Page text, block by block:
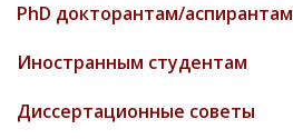
PhD докторантам/аспирантам
Иностранным студентам
Диссертационные советы